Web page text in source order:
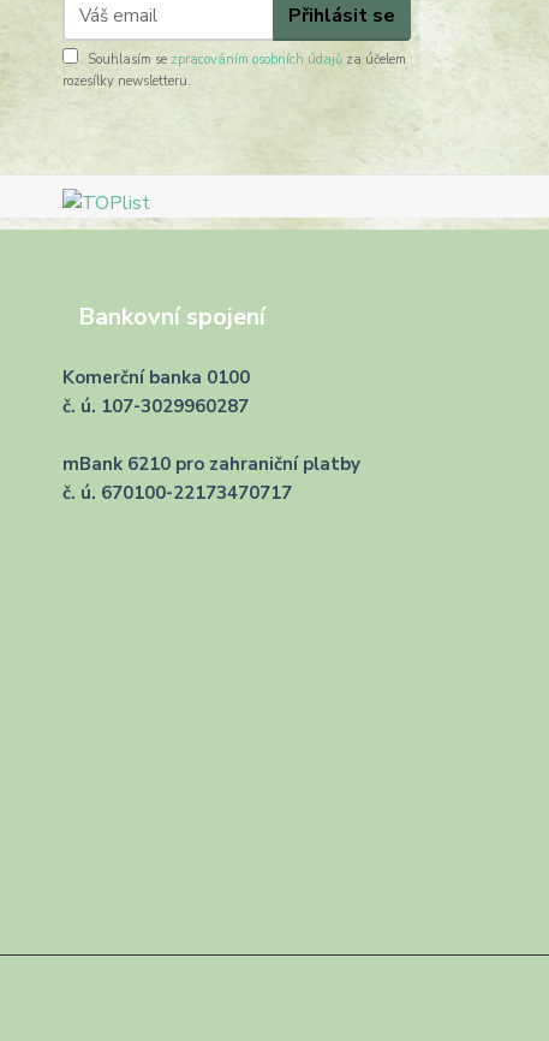
Přihlásit se
Souhlasím se zpracováním osobních údajů za účelem
rozesílky newsletteru.
Bankovní spojení
Komerční banka 0100
č. ú. 107-3029960287
mBank 6210 pro zahraniční platby
č. ú. 670100-22173470717